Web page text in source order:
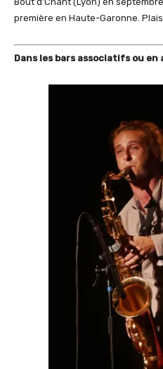
première en Haute-Garonne.
Dans les bars associatifs ou